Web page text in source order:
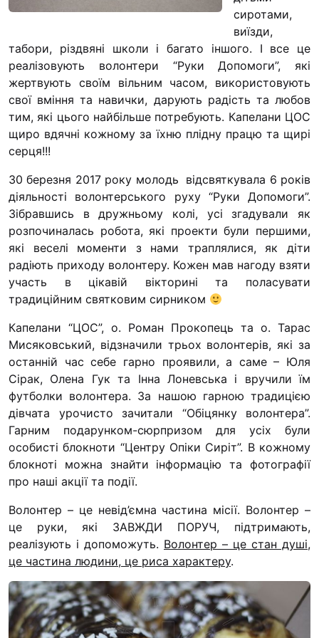
“#Усинови_ТИ”
Законодавство
Освіта
Контакти
(096) 749 79 80
сиротами,
виїзди,
табори, різдвяні школи і багато іншого. І все це
реалізовують волонтери “Руки Допомоги”, які
жертвують своїм вільним часом, використовують
свої вміння та навички, дарують радість та любов
тим, які цього найбільше потребують. Капелани ЦОС
щиро вдячні кожному за їхню плідну працю та щирі
серця!!!
30 березня 2017 року молодь відсвяткувала 6 років
діяльності волонтерського руху “Руки Допомоги”.
Зібравшись в дружньому колі, усі згадували як
розпочиналась робота, які проекти були першими,
які веселі моменти з нами траплялися, як діти
радіють приходу волонтеру. Кожен мав нагоду взяти
участь в цікавій вікторині та поласувати
традиційним святковим сирником
Капелани “ЦОС”, о. Роман Прокопець та о. Тарас
Мисяковський, відзначили трьох волонтерів, які за
останній час себе гарно проявили, а саме – Юля
Сірак, Олена Гук та Інна Лоневська і вручили їм
футболки волонтера. За нашою гарною традицією
дівчата урочисто зачитали “Обіцянку волонтера”.
Гарним подарунком-сюрпризом для усіх були
особисті блокноти “Центру Опіки Сиріт”. В кожному
блокноті можна знайти інформацію та фотографії
про наші акції та події.
Волонтер – це невід’ємна частина місії. Волонтер –
це руки, які ЗАВЖДИ ПОРУЧ, підтримають,
реалізують і допоможуть. Волонтер – це стан душі,
це частина людини, це риса характеру.